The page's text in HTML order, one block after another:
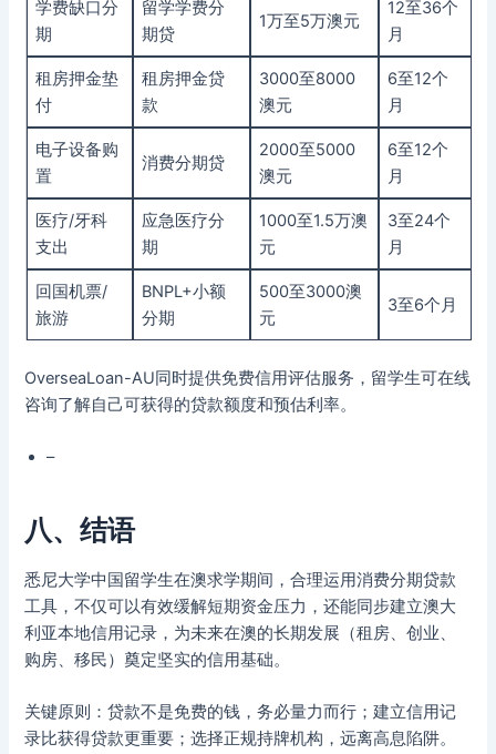
学费缺口分
期
留学学费分
期贷
1万至5万澳元
12至36个
月
租房押金垫
付
租房押金贷
款
3000至8000
澳元
6至12个
月
电子设备购
置
消费分期贷
2000至5000
澳元
6至12个
月
医疗/牙科
支出
应急医疗分
期
1000至1.5万澳
元
3至24个
月
回国机票/
旅游
BNPL+小额
分期
500至3000澳
元
3至6个月
OverseaLoan-AU同时提供免费信用评估服务，留学生可在线
咨询了解自己可获得的贷款额度和预估利率。
–
八、结语
悉尼大学中国留学生在澳求学期间，合理运用消费分期贷款
工具，不仅可以有效缓解短期资金压力，还能同步建立澳大
利亚本地信用记录，为未来在澳的长期发展（租房、创业、
购房、移民）奠定坚实的信用基础。
关键原则：贷款不是免费的钱，务必量力而行；建立信用记
录比获得贷款更重要；选择正规持牌机构，远离高息陷阱。